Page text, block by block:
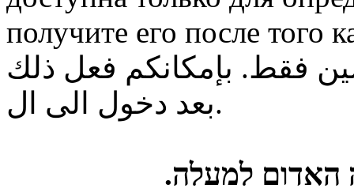
получите его после того
فقط. بإمكانكم فعل ذلك
بعد دخول الى ال.
האדום למעלה.